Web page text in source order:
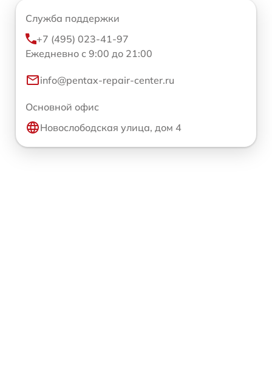
Служба поддержки
+7 (495) 023-41-97
Ежедневно с 9:00 до 21:00
info@pentax-repair-center.ru
Основной офис
Новослободская улица, дом 4